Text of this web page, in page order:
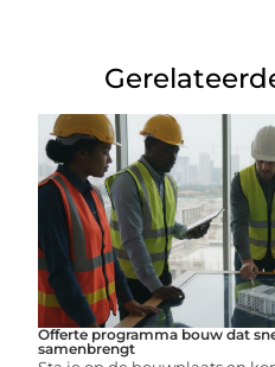
Offerte programma bouw dat
samenbrengt